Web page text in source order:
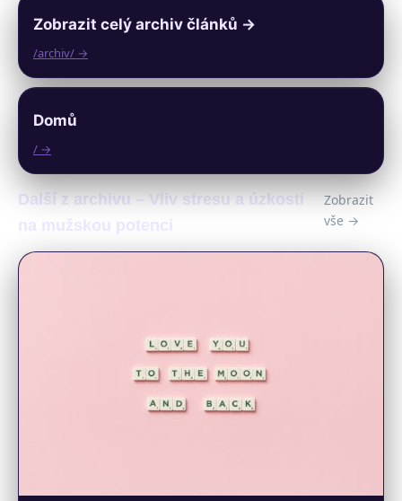
Zobrazit celý archiv článků →
/archiv/ →
Domů
/ →
Další z archivu – Vliv stresu a úzkosti
na mužskou potenci
Zobrazit
vše →